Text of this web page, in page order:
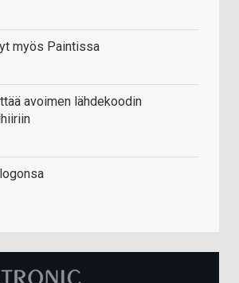
myös Paintissa
avoimen lähdekoodin